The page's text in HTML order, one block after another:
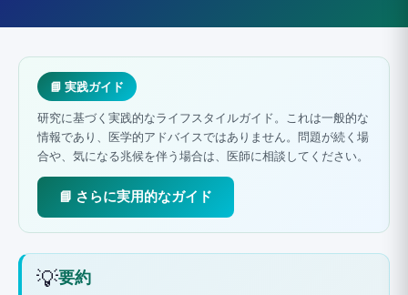
📘 実践ガイド
研究に基づく実践的なライフスタイルガイド。これは一般的な
情報であり、医学的アドバイスではありません。問題が続く場
合や、気になる兆候を伴う場合は、医師に相談してください。
📘 さらに実用的なガイド
💡要約